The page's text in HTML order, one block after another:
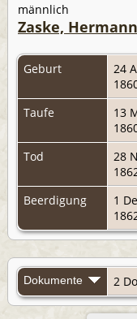
männlich
Zaske,
Geburt
24
Taufe
13
Tod
28
Beerdigung
1
Dokumente 2